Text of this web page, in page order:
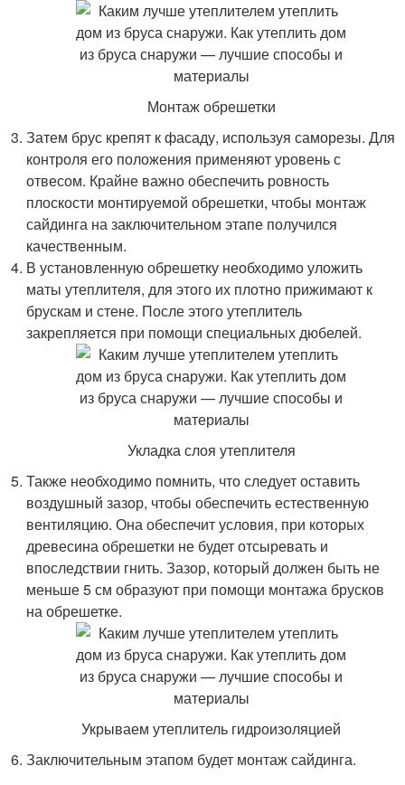
Монтаж обрешетки
Затем брус крепят к фасаду, используя саморезы. Для
контроля его положения применяют уровень с
отвесом. Крайне важно обеспечить ровность
плоскости монтируемой обрешетки, чтобы монтаж
сайдинга на заключительном этапе получился
качественным.
В установленную обрешетку необходимо уложить
маты утеплителя, для этого их плотно прижимают к
брускам и стене. После этого утеплитель
закрепляется при помощи специальных дюбелей.
Укладка слоя утеплителя
Также необходимо помнить, что следует оставить
воздушный зазор, чтобы обеспечить естественную
вентиляцию. Она обеспечит условия, при которых
древесина обрешетки не будет отсыревать и
впоследствии гнить. Зазор, который должен быть не
меньше 5 см образуют при помощи монтажа брусков
на обрешетке.
Укрываем утеплитель гидроизоляцией
Заключительным этапом будет монтаж сайдинга.